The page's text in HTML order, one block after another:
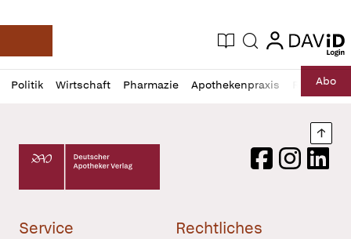
Deutsche Apotheker Zeitung
Aktuelle Ausgabe
Suche login
login
Politik Wirtschaft Pharmazie Apothekenpraxis RechtAbo
Profil
öffnen
Daz
Pur
Deutscher Apotheker Verlag Logo
FacebookInstagram
Service Rechtliches